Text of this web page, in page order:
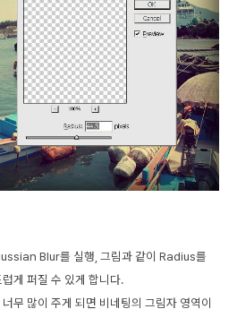
Blur를 실행, 그림과 같이 Radius를
게 퍼질 수 있게 합니다.
무 많이 주게 되면 비네팅의 그림자 영역이